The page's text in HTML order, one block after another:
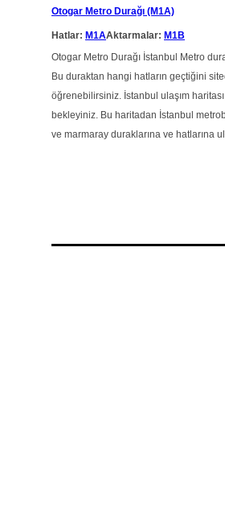
Otogar Metro Durağı (M1A)
Hatlar: M1AAktarmalar: M1B
Otogar Metro Durağı İstanbul Metro
Bu duraktan hangi hatların geçtiğini
öğrenebilirsiniz. İstanbul ulaşım
bekleyiniz. Bu haritadan İstanbul
ve marmaray duraklarına ve hatlarına